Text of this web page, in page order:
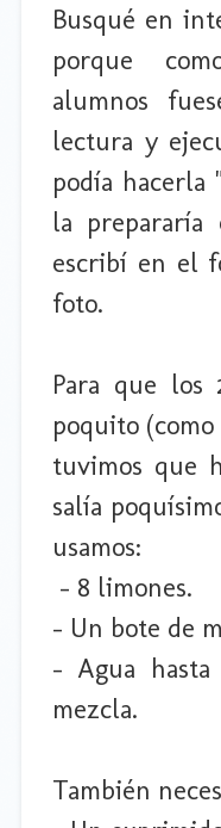
Busqué en
porque
alumnos
lectura y
podía hacerla
la prepararía
escribí en el
foto.
Para que los
poquito (como
tuvimos que
salía
usamos:
- 8 limones.
- Un bote de
- Agua
mezcla.
También